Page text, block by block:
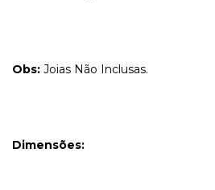
Obs: Joias Não Inclusas.
Dimensões: